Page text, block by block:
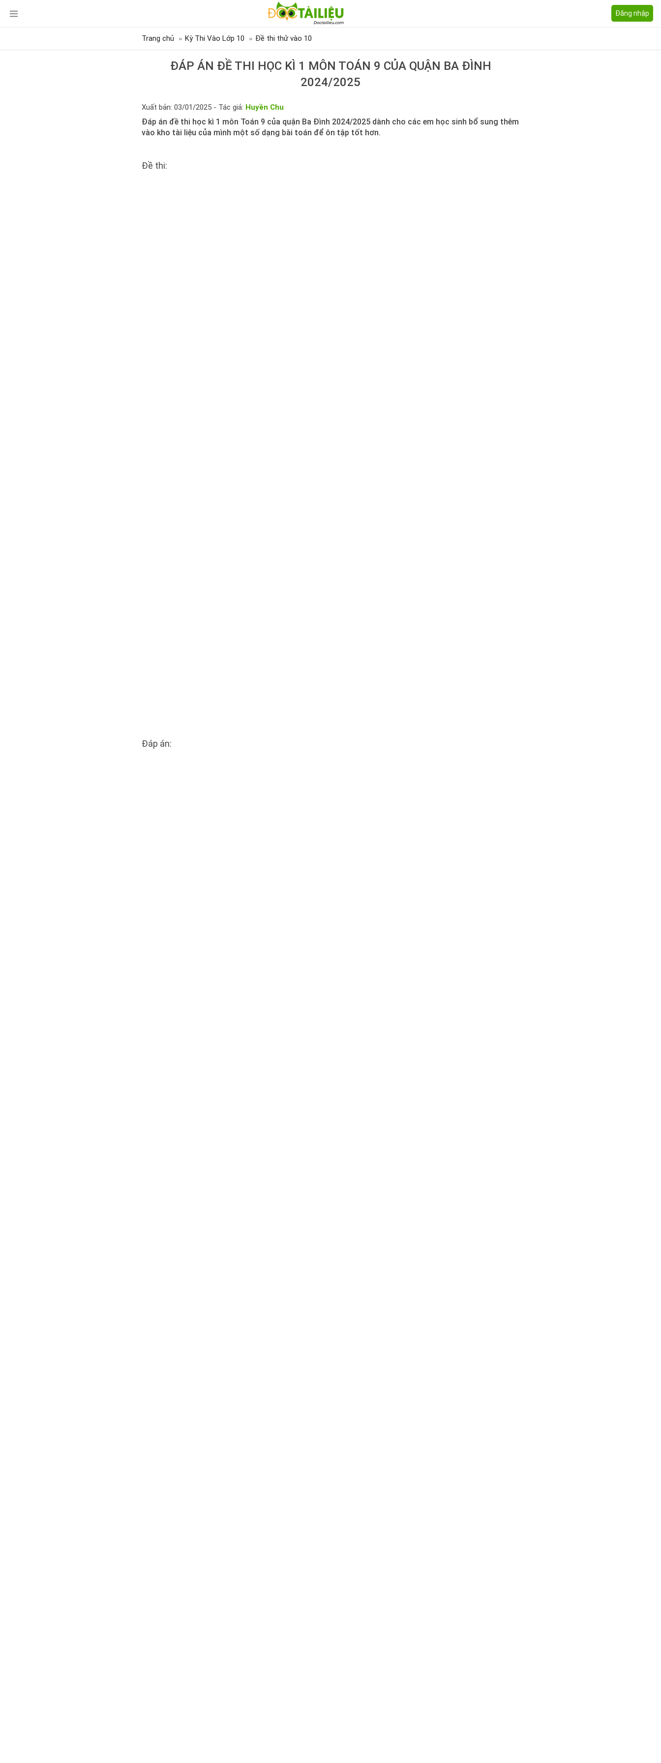
Đăng nhập
Trang chủ Kỳ Thi Vào Lớp 10 Đề thi thử vào 10
ĐÁP ÁN ĐỀ THI HỌC KÌ 1 MÔN TOÁN 9 CỦA QUẬN BA ĐÌNH
2024/2025
Xuất bản: 03/01/2025 - Tác giả: Huyền Chu
Đáp án đề thi học kì 1 môn Toán 9 của quận Ba Đình 2024/2025 dành cho các em học sinh bổ sung thêm
vào kho tài liệu của mình một số dạng bài toán để ôn tập tốt hơn.
Đề thi:
Đáp án: